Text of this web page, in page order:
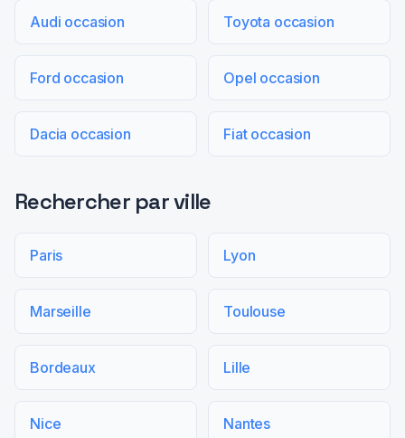
Audi occasion Toyota occasion
Ford occasion Opel occasion
Dacia occasion Fiat occasion
Rechercher par ville
Paris Lyon
Marseille Toulouse
Bordeaux Lille
Nice Nantes